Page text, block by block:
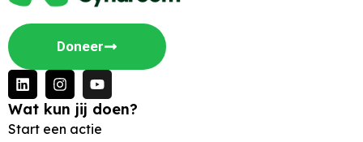
Doneer
Wat kun jij doen?
Start een actie